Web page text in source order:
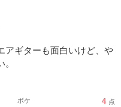
アギターも面白いけど、や
ボケ 4 点